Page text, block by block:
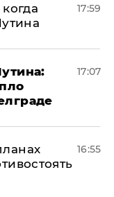
17:59
17:07
16:55